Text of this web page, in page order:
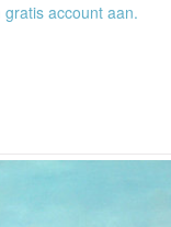
gratis account aan.